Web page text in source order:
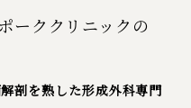
ーククリニックの
剖を熟した形成外科専門